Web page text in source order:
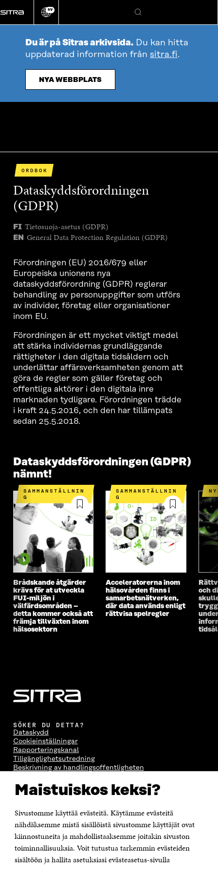
Maistuiskos keksi?
Sivustomme käyttää evästeitä. Käytämme evästeitä
nähdäksemme mistä sisällöistä sivustomme käyttäjät ovat
kiinnostuneita ja mahdollistaaksemme joitakin sivuston
toiminnallisuuksia. Voit tutustua tarkemmin evästeiden
sisältöön ja hallita asetuksiasi evästeasetus-sivulla
direkt
till
Ändra
språk
SV
Sök
Du är på Sitras arkivsida. Du kan hitta
uppdaterad information från sitra.fi.
NYA WEBBPLATS
ORDBOK
Dataskyddsförordningen
(GDPR)
FI Tietosuoja-asetus (GDPR)
EN General Data Protection Regulation (GDPR)
Förordningen (EU) 2016/679 eller
Europeiska unionens nya
dataskyddsförordning (GDPR) reglerar
behandling av personuppgifter som utförs
av individer, företag eller organisationer
inom EU.
Förordningen är ett mycket viktigt medel
att stärka individernas grundläggande
rättigheter i den digitala tidsåldern och
underlättar affärsverksamheten genom att
göra de regler som gäller företag och
offentliga aktörer i den digitala inre
marknaden tydligare. Förordningen trädde
i kraft 24.5.2016, och den har tillämpats
sedan 25.5.2018.
Dataskyddsförordningen (GDPR)
nämnt!
SAMMANSTÄLLNIN
G
Brådskande åtgärder
krävs för at utveckla
FUI-miljön i
välfärdsområden –
detta kommer också att
främja tillväxten inom
hälsosektorn
SAMMANSTÄLLNIN
G
Acceleratorerna inom
hälsovården finns i
samarbetsnätverken,
där data används enligt
rättvisa spelregler
och
SÖKER DU DETTA?
Dataskydd
Cookieinställningar
Rapporteringskanal
Tillgänglighetsutredning
Beskrivning av handlingsoffentligheten
Jubileumsfonden för Finlands självständighet Sitra
Östersjögatan 11–13, PB 160,
00181 Helsingfors
Tfn +358 294 618 991
Personalens e-postadresser har formen:
fornamn.efternamn@sitra.fi